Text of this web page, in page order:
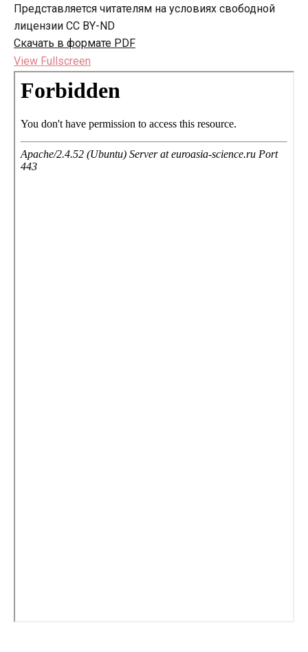
Представляется читателям на условиях свободной
лицензии CC BY-ND
Скачать в формате PDF
View Fullscreen
Перейти
содержимому